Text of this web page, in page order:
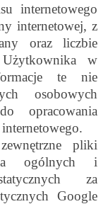
internetowego
internetowej, z
oraz liczbie
w
te nie
osobowych
opracowania
pliki
ogólnych i
za
Google